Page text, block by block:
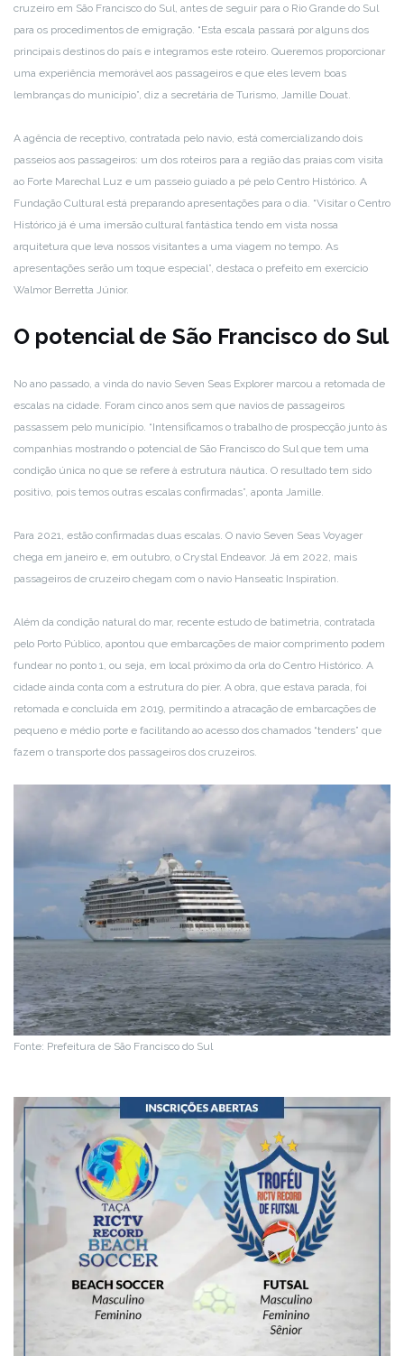
cruzeiro em São Francisco do Sul, antes de seguir para o Rio Grande do Sul
para os procedimentos de emigração. “Esta escala passará por alguns dos
principais destinos do país e integramos este roteiro. Queremos proporcionar
uma experiência memorável aos passageiros e que eles levem boas
lembranças do município”, diz a secretária de Turismo, Jamille Douat.
A agência de receptivo, contratada pelo navio, está comercializando dois
passeios aos passageiros: um dos roteiros para a região das praias com visita
ao Forte Marechal Luz e um passeio guiado a pé pelo Centro Histórico. A
Fundação Cultural está preparando apresentações para o dia. “Visitar o Centro
Histórico já é uma imersão cultural fantástica tendo em vista nossa
arquitetura que leva nossos visitantes a uma viagem no tempo. As
apresentações serão um toque especial”, destaca o prefeito em exercício
Walmor Berretta Júnior.
O potencial de São Francisco do Sul
No ano passado, a vinda do navio Seven Seas Explorer marcou a retomada de
escalas na cidade. Foram cinco anos sem que navios de passageiros
passassem pelo município. “Intensificamos o trabalho de prospecção junto às
companhias mostrando o potencial de São Francisco do Sul que tem uma
condição única no que se refere à estrutura náutica. O resultado tem sido
positivo, pois temos outras escalas confirmadas”, aponta Jamille.
Para 2021, estão confirmadas duas escalas. O navio Seven Seas Voyager
chega em janeiro e, em outubro, o Crystal Endeavor. Já em 2022, mais
passageiros de cruzeiro chegam com o navio Hanseatic Inspiration.
Além da condição natural do mar, recente estudo de batimetria, contratada
pelo Porto Público, apontou que embarcações de maior comprimento podem
fundear no ponto 1, ou seja, em local próximo da orla do Centro Histórico. A
cidade ainda conta com a estrutura do píer. A obra, que estava parada, foi
retomada e concluída em 2019, permitindo a atracação de embarcações de
pequeno e médio porte e facilitando ao acesso dos chamados “tenders” que
fazem o transporte dos passageiros dos cruzeiros.
Fonte: Prefeitura de São Francisco do Sul